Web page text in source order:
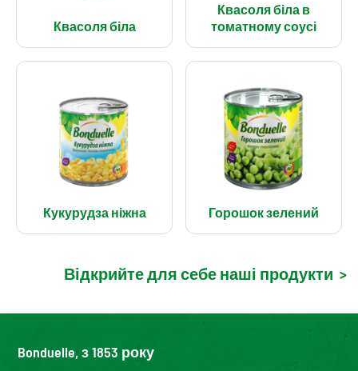
Квасоля біла
Квасоля біла в
томатному соусі
Кукурудза ніжна Горошок зелений
Відкрийте для себе наші продукти >
Bonduelle, з 1853 року